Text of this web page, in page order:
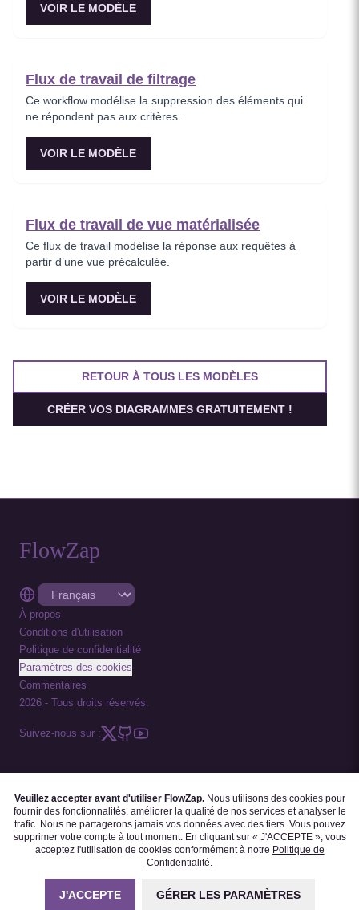
VOIR LE MODÈLE
Flux de travail de filtrage
Ce workflow modélise la suppression des éléments qui
ne répondent pas aux critères.
VOIR LE MODÈLE
Flux de travail de vue matérialisée
Ce flux de travail modélise la réponse aux requêtes à
partir d’une vue précalculée.
VOIR LE MODÈLE
RETOUR À TOUS LES MODÈLES
CRÉER VOS DIAGRAMMES GRATUITEMENT !
FlowZap
À propos
Conditions d'utilisation
Politique de confidentialité
Paramètres des cookies
Commentaires
2026 - Tous droits réservés.
Suivez-nous sur :
Veuillez accepter avant d'utiliser FlowZap. Nous utilisons des cookies pour
fournir des fonctionnalités, améliorer la qualité de nos services et analyser le
trafic. Nous ne partagerons jamais vos données avec des tiers. Vous pouvez
supprimer votre compte à tout moment. En cliquant sur « J'ACCEPTE », vous
acceptez l'utilisation de cookies conformément à notre Politique de
Confidentialité.
J'ACCEPTE GÉRER LES PARAMÈTRES
CODE FLOWZAP MODÈLES DE DIAGRAMMES TUTORIELS | BLOGUE
|
FAQ